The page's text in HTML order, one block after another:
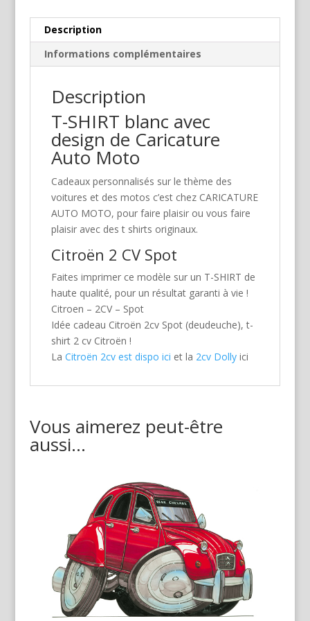
Description
Informations complémentaires
Description
T-SHIRT blanc avec
design de Caricature
Auto Moto
Cadeaux personnalisés sur le thème des
voitures et des motos c’est chez CARICATURE
AUTO MOTO, pour faire plaisir ou vous faire
plaisir avec des t shirts originaux.
Citroën 2 CV Spot
Faites imprimer ce modèle sur un T-SHIRT de
haute qualité, pour un résultat garanti à vie !
Citroen – 2CV – Spot
Idée cadeau Citroën 2cv Spot (deudeuche), t-
shirt 2 cv Citroën !
La Citroën 2cv est dispo ici et la 2cv Dollyici
Vous aimerez peut-être
aussi…